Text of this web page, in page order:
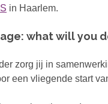
in Haarlem.
what will you
zorg jij in
een vliegende start